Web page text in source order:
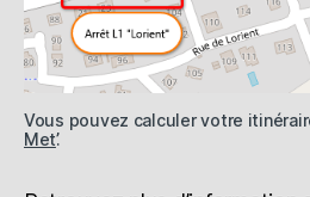
Vous pouvez calculer votre
Met’.